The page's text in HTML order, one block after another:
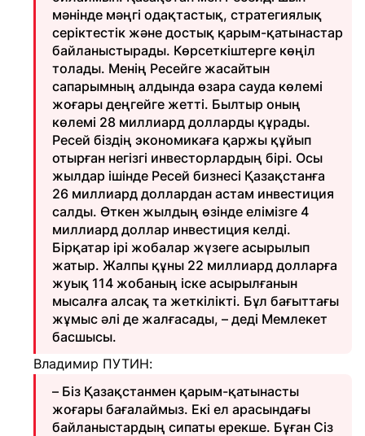
мәнінде мәңгі одақтастық, стратегиялық
серіктестік және достық қарым-қатынастар
байланыстырады. Көрсеткіштерге көңіл
толады. Менің Ресейге жасайтын
сапарымның алдында өзара сауда көлемі
жоғары деңгейге жетті. Былтыр оның
көлемі 28 миллиард долларды құрады.
Ресей біздің экономикаға қаржы құйып
отырған негізгі инвесторлардың бірі. Осы
жылдар ішінде Ресей бизнесі Қазақстанға
26 миллиард доллардан астам инвестиция
салды. Өткен жылдың өзінде елімізге 4
миллиард доллар инвестиция келді.
Бірқатар ірі жобалар жүзеге асырылып
жатыр. Жалпы құны 22 миллиард долларға
жуық 114 жобаның іске асырылғанын
мысалға алсақ та жеткілікті. Бұл бағыттағы
жұмыс әлі де жалғасады, – деді Мемлекет
басшысы.
Владимир ПУТИН:
– Біз Қазақстанмен қарым-қатынасты
жоғары бағалаймыз. Екі ел арасындағы
байланыстардың сипаты ерекше. Бұған Сіз